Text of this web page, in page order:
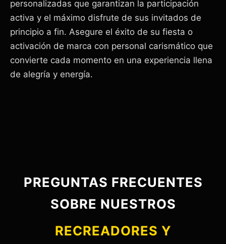
personalizadas que garantizan la participación
activa y el máximo disfrute de sus invitados de
principio a fin. Asegure el éxito de su fiesta o
activación de marca con personal carismático que
convierte cada momento en una experiencia llena
de alegría y energía.
PREGUNTAS FRECUENTES
SOBRE NUESTROS
RECREADORES Y